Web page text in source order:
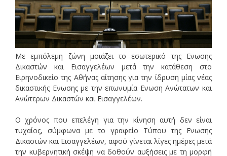
Με εμπόλεμη ζώνη μοιάζει το εσωτερικό της Ενωσης
Δικαστών και Εισαγγελέων μετά την κατάθεση στο
Eιρηνοδικείο της Αθήνας αίτησης για την ίδρυση μίας νέας
δικαστικής Ενωσης με την επωνυμία Ενωση Ανώτατων και
Ανώτερων Δικαστών και Εισαγγελέων.
Ο χρόνος που επελέγη για την κίνηση αυτή δεν είναι
τυχαίος, σύμφωνα με το γραφείο Τύπου της Ενωσης
Δικαστών και Εισαγγελέων, αφού γίνεται λίγες ημέρες μετά
την κυβερνητική σκέψη να δοθούν αυξήσεις με τη μορφή